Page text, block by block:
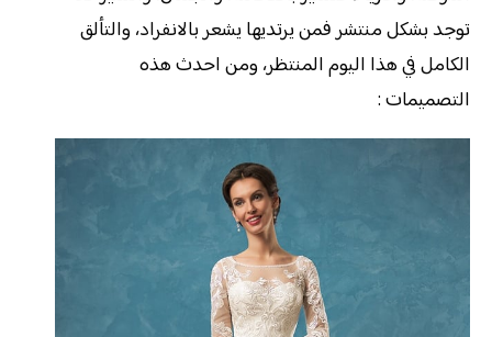
توجد بشكل منتشر فمن يرتديها يشعر بالانفراد، والتألق
الكامل في هذا اليوم المنتظر، ومن احدث هذه
التصميمات :